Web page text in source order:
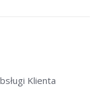
Klienta